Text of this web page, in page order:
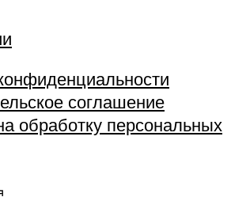
соглашение
обработку персональных